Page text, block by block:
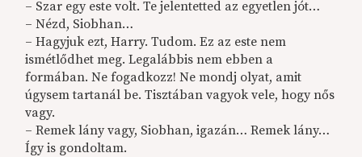
– Szar egy este volt. Te jelentetted az egyetlen jót…
– Nézd, Siobhan…
– Hagyjuk ezt, Harry. Tudom. Ez az este nem
ismétlődhet meg. Legalábbis nem ebben a
formában. Ne fogadkozz! Ne mondj olyat, amit
úgysem tartanál be. Tisztában vagyok vele, hogy nős
vagy.
– Remek lány vagy, Siobhan, igazán… Remek lány…
Így is gondoltam.